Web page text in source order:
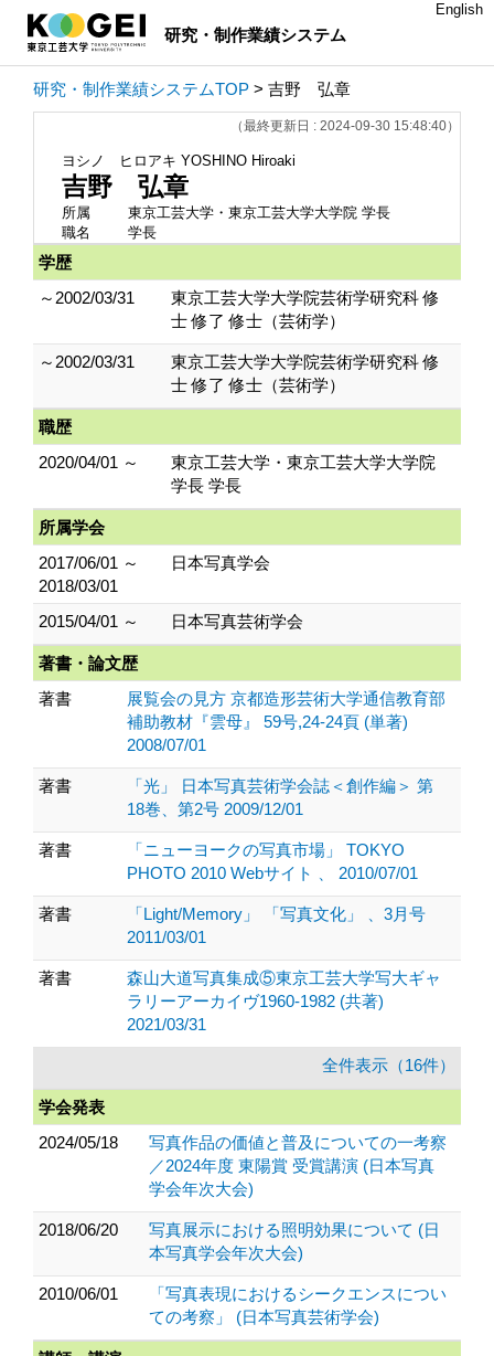
研究・制作業績システム
English
研究・制作業績システムTOP > 吉野 弘章
（最終更新日 : 2024-09-30 15:48:40）
ヨシノ ヒロアキ YOSHINO Hiroaki
吉野 弘章
所属
東京工芸大学・東京工芸大学大学院 学長
職名
学長
学歴
～2002/03/31
東京工芸大学大学院芸術学研究科 修
士 修了 修士（芸術学）
～2002/03/31
東京工芸大学大学院芸術学研究科 修
士 修了 修士（芸術学）
職歴
2020/04/01 ～
東京工芸大学・東京工芸大学大学院
学長 学長
所属学会
2017/06/01 ～
2018/03/01
日本写真学会
2015/04/01 ～ 日本写真芸術学会
著書・論文歴
著書
展覧会の見方 京都造形芸術大学通信教育部
補助教材『雲母』 59号,24-24頁 (単著)
2008/07/01
著書
「光」 日本写真芸術学会誌＜創作編＞ 第
18巻、第2号 2009/12/01
著書
「ニューヨークの写真市場」 TOKYO
PHOTO 2010 Webサイト 、 2010/07/01
著書
「Light/Memory」 「写真文化」 、3月号
2011/03/01
著書
森山大道写真集成⑤東京工芸大学写大ギャ
ラリーアーカイヴ1960-1982 (共著)
2021/03/31
全件表示（16件）
学会発表
2024/05/18
写真作品の価値と普及についての一考察
／2024年度 東陽賞 受賞講演 (日本写真
学会年次大会)
2018/06/20
写真展示における照明効果について (日
本写真学会年次大会)
2010/06/01
「写真表現におけるシークエンスについ
ての考察」 (日本写真芸術学会)